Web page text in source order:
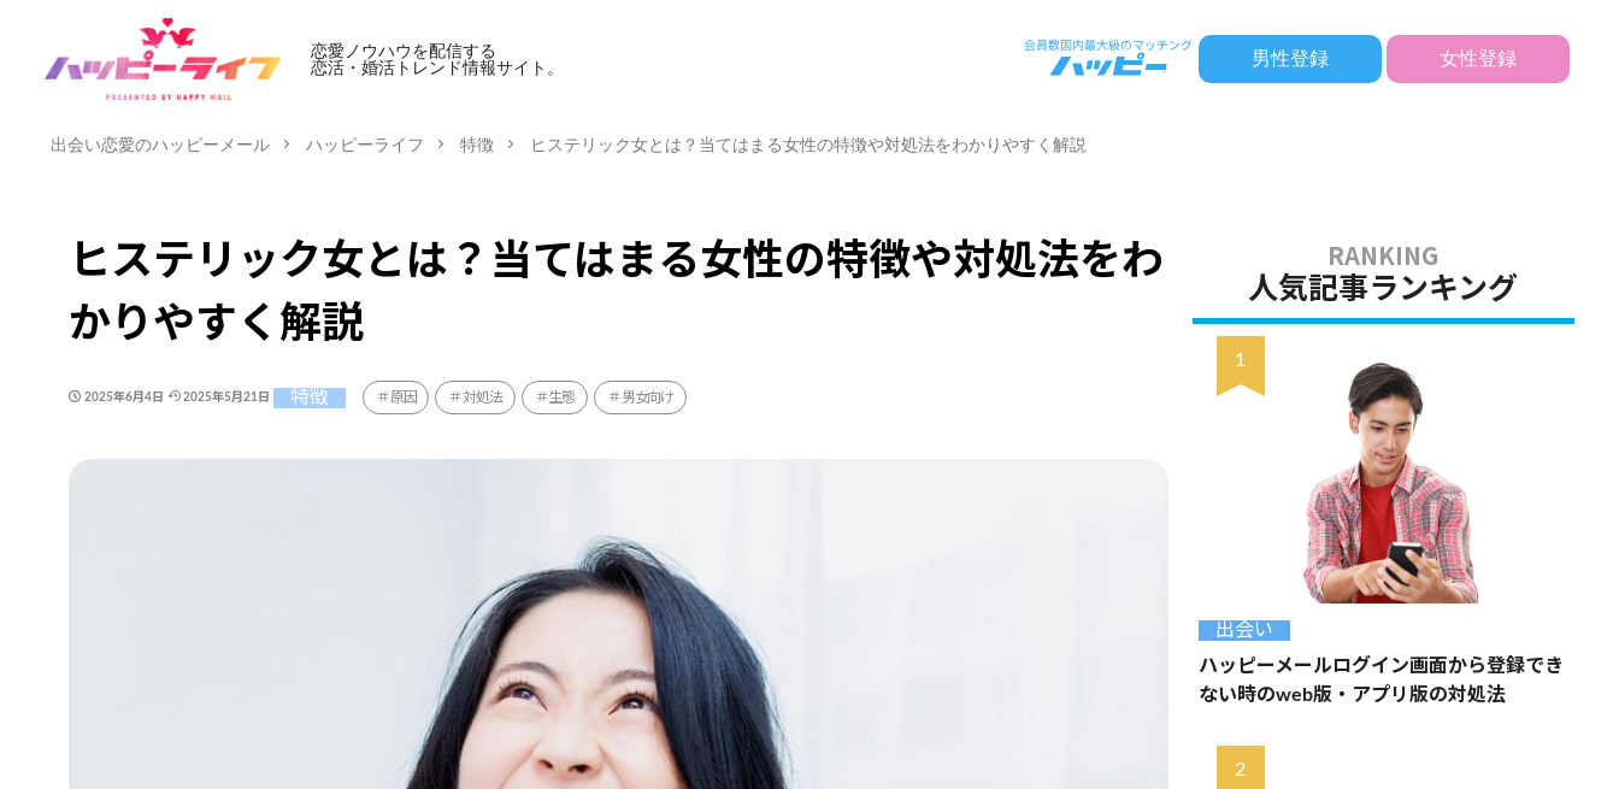
恋愛ノウハウを配信する
恋活・婚活トレンド情報サイト。
男性登録 女性登録
出会い恋愛のハッピーメール ハッピーライフ 特徴 ヒステリック女とは？当てはまる女性の特徴や対処法をわかりやすく解説
ヒステリック女とは？当てはまる女性の特徴や対処法をわ
かりやすく解説
2025年6月4日 2025年5月21日 特徴 原因 対処法 生態 男女向け
人気記事ランキング
出会い
ハッピーメールログイン画面から登録でき
ない時のweb版・アプリ版の対処法